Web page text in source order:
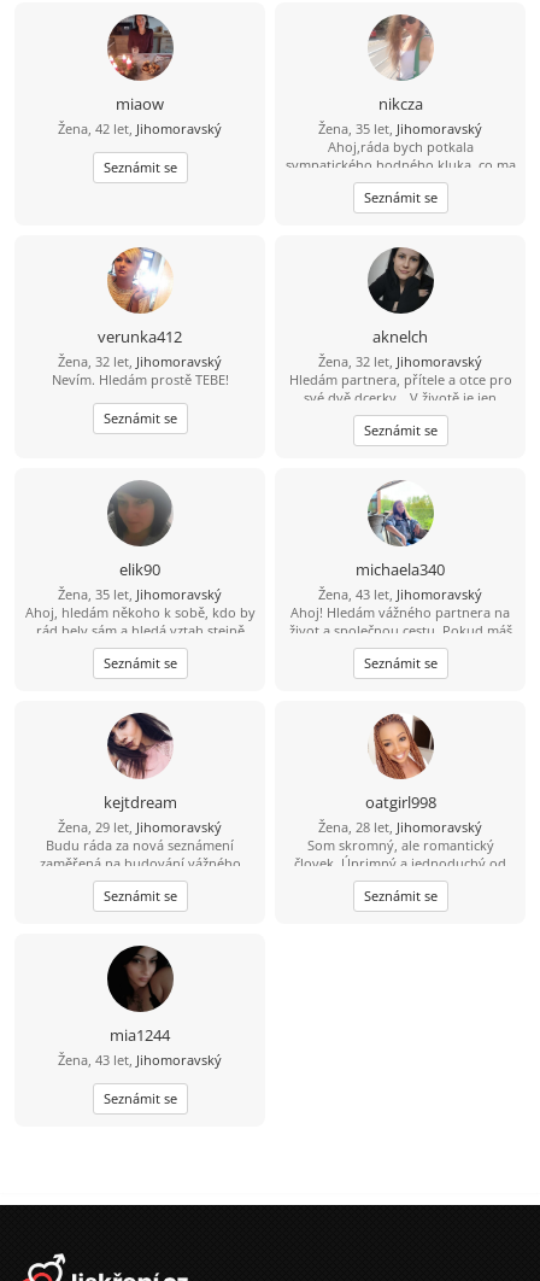
miaow
Žena, 42 let, Jihomoravský
Seznámit se
nikcza
Žena, 35 let, Jihomoravský
Ahoj,ráda bych potkala
sympatického,hodného kluka, co ma
rád zvířátka, s úsměvem na rtech,
otevřeným srdcem a myslí to
vážně..:)
Seznámit se
verunka412
Žena, 32 let, Jihomoravský
Nevím. Hledám prostě TEBE!
Seznámit se
aknelch
Žena, 32 let, Jihomoravský
Hledám partnera, přítele a otce pro
své dvě dcerky. „V životě je jen
jedno štěstí – milovat a být milován.“
Jsem obyčejná holka z vesnice, půl
života žiju ve městě. Mám ráda
Hledám chlapa, který ví, co chce,
touží po rodině a má srdce pro děti.
Pomůžeš mi najít tu správnou cestu
? A najdeš nás v Brně.
Seznámit se
elik90
Žena, 35 let, Jihomoravský
Ahoj, hledám někoho k sobě, kdo by
rád bely sám a hledá vztah stejně
jako já.
Seznámit se
michaela340
Žena, 43 let, Jihomoravský
Ahoj! Hledám vážného partnera na
život a společnou cestu. Pokud máš
zájem, dej mi svůj е-mаil – je to
jednoduché a zdarma. Těším se na
kontakt!
Seznámit se
kejtdream
Žena, 29 let, Jihomoravský
Budu ráda za nová seznámení
zaměřená na budování vážného
vztahu. Napiš, pokud tě to zajímá.
Ráda zjistím, co by mezi námi mohlo
vzniknout.
Seznámit se
oatgirl998
Žena, 28 let, Jihomoravský
Som skromný, ale romantický
človek. Úprimný a jednoduchý od
prírody. Naozaj milujem pravdu a
žijem podľa nej. Medzi moje záľuby
patrí dobrodružstvo,
Seznámit se
mia1244
Žena, 43 let, Jihomoravský
Seznámit se